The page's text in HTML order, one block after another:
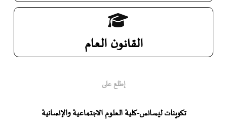
القانون العام
إطلع على
تكوينات ليسانس-كلية العلوم الاجتماعية والإنسانية